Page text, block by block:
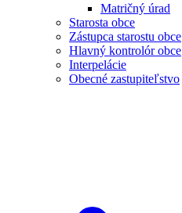
Matričný úrad
Starosta obce
Zástupca starostu obce
Hlavný kontrolór obce
Interpelácie
Obecné zastupiteľstvo